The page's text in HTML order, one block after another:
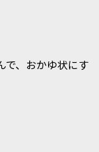
で、おかゆ状にす